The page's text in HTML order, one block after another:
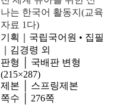
나는 한국어 활동지(교육
자료 1다)
기획｜국립국어원 • 집필
｜김경령 외
판형 │ 국배판 변형
(215×287)
제본 │ 스프링제본
쪽수 │ 276쪽